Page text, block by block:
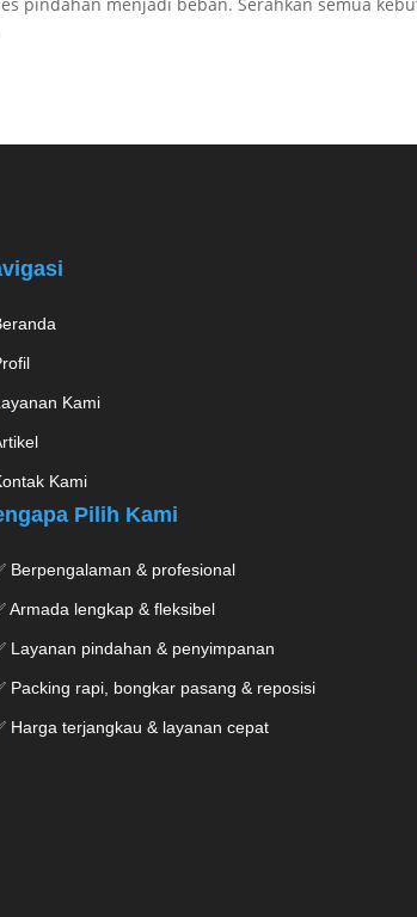
Kami
Kami
Pilih Kami
Berpengalaman & profesional
Armada lengkap & fleksibel
Layanan pindahan & penyimpanan
Packing rapi, bongkar pasang & reposisi
Harga terjangkau & layanan cepat